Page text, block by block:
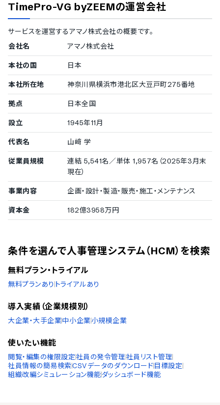
社員属性毎のグラフ生成機能
社員情報の絞り込み検索機能
マトリクス分析機能
離職防止分析機能
エンゲージメント分析機能
キャリア分析機能
労務負荷分析機能
ダッシュボード機能
テキストマイニング対応
募集要項の管理機能
採用パイプラインの管理機能
適性検査の実施機能
適性検査の実施機能
eラーニング・研修の受講機能
TimePro-VG byZEEMの運営会社
サービスを運営するアマノ株式会社の概要です。
会社名
アマノ株式会社
本社の国 日本
本社所在地 神奈川県横浜市港北区大豆戸町275番地
拠点 日本全国
設立 1945年11月
代表名 山﨑 学
従業員規模
連結 5,541名／単体 1,957名（2025年3月末
現在）
事業内容 企画・設計・製造・販売・施工・メンテナンス
資本金 182億3958万円
条件を選んで人事管理システム（HCM）を検索
無料プラン・トライアル
無料プランあり トライアルあり
導入実績（企業規模別）
大企業・大手企業中小企業小規模企業
使いたい機能
閲覧・編集の権限設定社員の発令管理社員リスト管理
社員情報の簡易検索CSVデータのダウンロード目標設定
組織改編シミュレーション機能ダッシュボード機能